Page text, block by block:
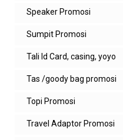
Speaker Promosi
Sumpit Promosi
Tali Id Card, casing, yoyo
Tas /goody bag promosi
Topi Promosi
Travel Adaptor Promosi